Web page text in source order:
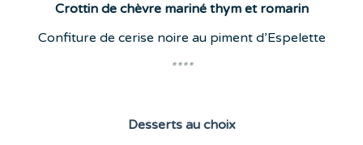
Crottin de chèvre mariné thym et romarin
Confiture de cerise noire au piment d’Espelette
****
Desserts au choix